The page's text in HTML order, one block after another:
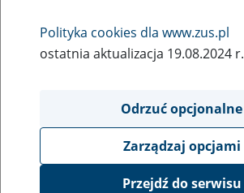
Rodzaj wydarzenia
Szkolenia
obsługa klientów
Event description
Polityka cookies dla www.zus.pl
ostatnia aktualizacja 19.08.2024 r.
Odrzuć opcjonalne
Zarządzaj opcjami
Przejdź do serwisu